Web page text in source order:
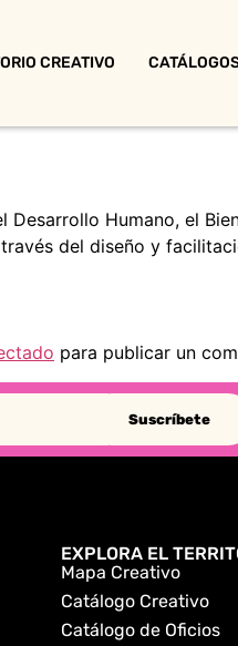
CREATIVO
Desarrollo Humano, el
del diseño y
para publicar un
Suscríbete
EXPLORA EL
Mapa Creativo
Catálogo Creativo
Catálogo de Oficios